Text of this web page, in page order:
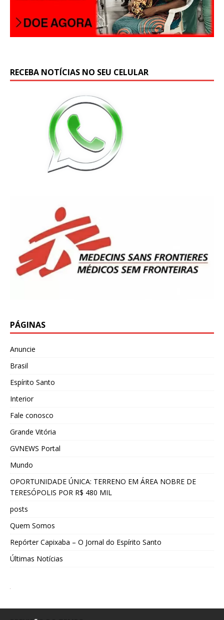
RECEBA NOTÍCIAS NO SEU CELULAR
PÁGINAS
Anuncie
Brasil
Espírito Santo
Interior
Fale conosco
Grande Vitória
GVNEWS Portal
Mundo
OPORTUNIDADE ÚNICA: TERRENO EM ÁREA NOBRE DE
TERESÓPOLIS POR R$ 480 MIL
posts
Quem Somos
Repórter Capixaba – O Jornal do Espírito Santo
Últimas Notícias